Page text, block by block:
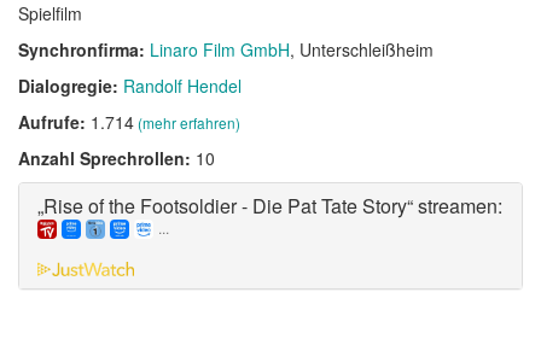
Spielfilm
Synchronfirma: Linaro Film GmbH, Unterschleißheim
Dialogregie: Randolf Hendel
Aufrufe: 1.714(mehr erfahren)
Anzahl Sprechrollen: 10
„Rise of the Footsoldier - Die Pat Tate Story“ streamen:
...